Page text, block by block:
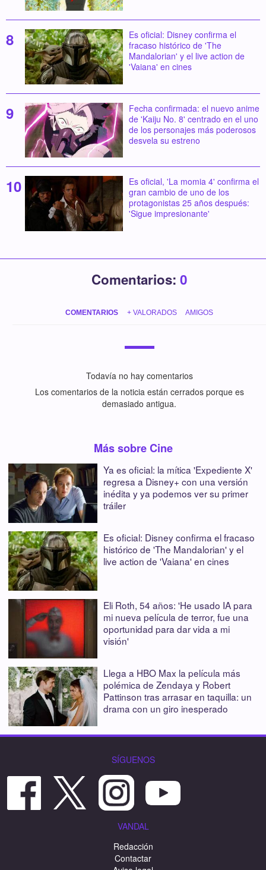
Es oficial: Disney confirma el
fracaso histórico de 'The
Mandalorian' y el live action de
'Vaiana' en cines
Fecha confirmada: el nuevo anime
de 'Kaiju No. 8' centrado en el uno
de los personajes más poderosos
desvela su estreno
Es oficial, 'La momia 4' confirma el
gran cambio de uno de los
protagonistas 25 años después:
'Sigue impresionante'
Comentarios: 0
COMENTARIOS + VALORADOS AMIGOS
Todavía no hay comentarios
Los comentarios de la noticia están cerrados porque es
demasiado antigua.
Más sobre Cine
Ya es oficial: la mítica 'Expediente X'
regresa a Disney+ con una versión
inédita y ya podemos ver su primer
tráiler
Es oficial: Disney confirma el fracaso
histórico de 'The Mandalorian' y el
live action de 'Vaiana' en cines
Eli Roth, 54 años: 'He usado IA para
mi nueva película de terror, fue una
oportunidad para dar vida a mi
visión'
Llega a HBO Max la película más
polémica de Zendaya y Robert
Pattinson tras arrasar en taquilla: un
drama con un giro inesperado
SÍGUENOS
VANDAL
Redacción
Contactar